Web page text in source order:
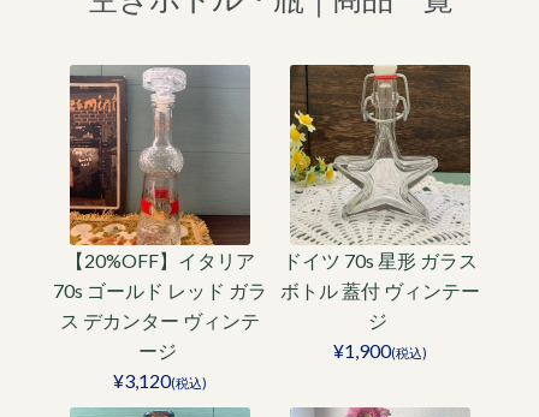
【20%OFF】イタリア
70s ゴールド レッド ガラ
ス デカンター ヴィンテ
ージ
¥3,120(税込)
ドイツ 70s 星形 ガラス
ボトル 蓋付 ヴィンテー
ジ
¥1,900(税込)